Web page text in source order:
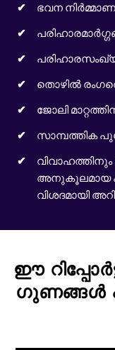
ഭവന
തൊഴിൽ
ജോലി
സാമ്പത്തിക
അനുകൂലമായ
വിശദമായി
ഈ
ഗുണങ്ങൾ